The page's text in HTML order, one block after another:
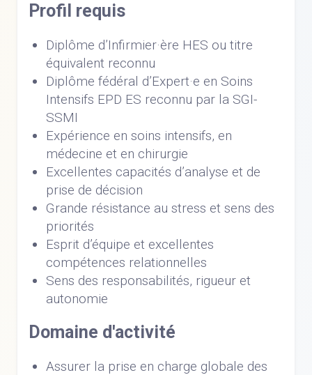
Profil requis
Diplôme d’Infirmier·ère HES ou titre
équivalent reconnu
Diplôme fédéral d’Expert·e en Soins
Intensifs EPD ES reconnu par la SGI-
SSMI
Expérience en soins intensifs, en
médecine et en chirurgie
Excellentes capacités d’analyse et de
prise de décision
Grande résistance au stress et sens des
priorités
Esprit d’équipe et excellentes
compétences relationnelles
Sens des responsabilités, rigueur et
autonomie
Domaine d'activité
Assurer la prise en charge globale des